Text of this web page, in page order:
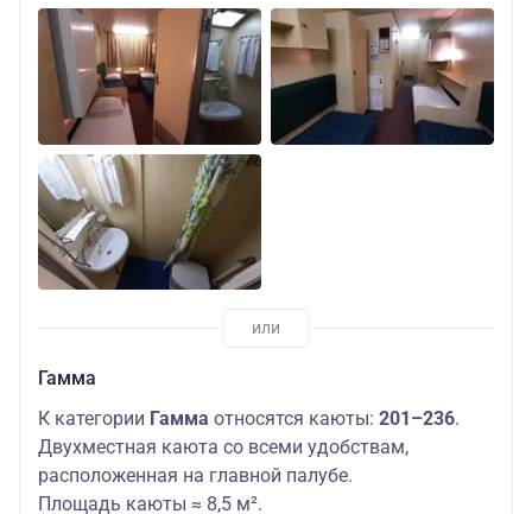
Гамма
К категории Гамма относятся каюты: 201–236.
Двухместная каюта со всеми удобствам,
расположенная на главной палубе.
Площадь каюты ≈ 8,5 м².